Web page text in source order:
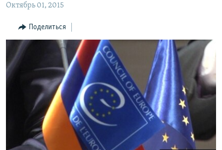
Перейти
поиску
РЕГИОН
НАГОРНЫЙ КАРАБАХ
КУЛЬТУРА
СПОРТ
АРХИВ
Հայերեն
Русский
Октябрь 01, 2015
Поделиться